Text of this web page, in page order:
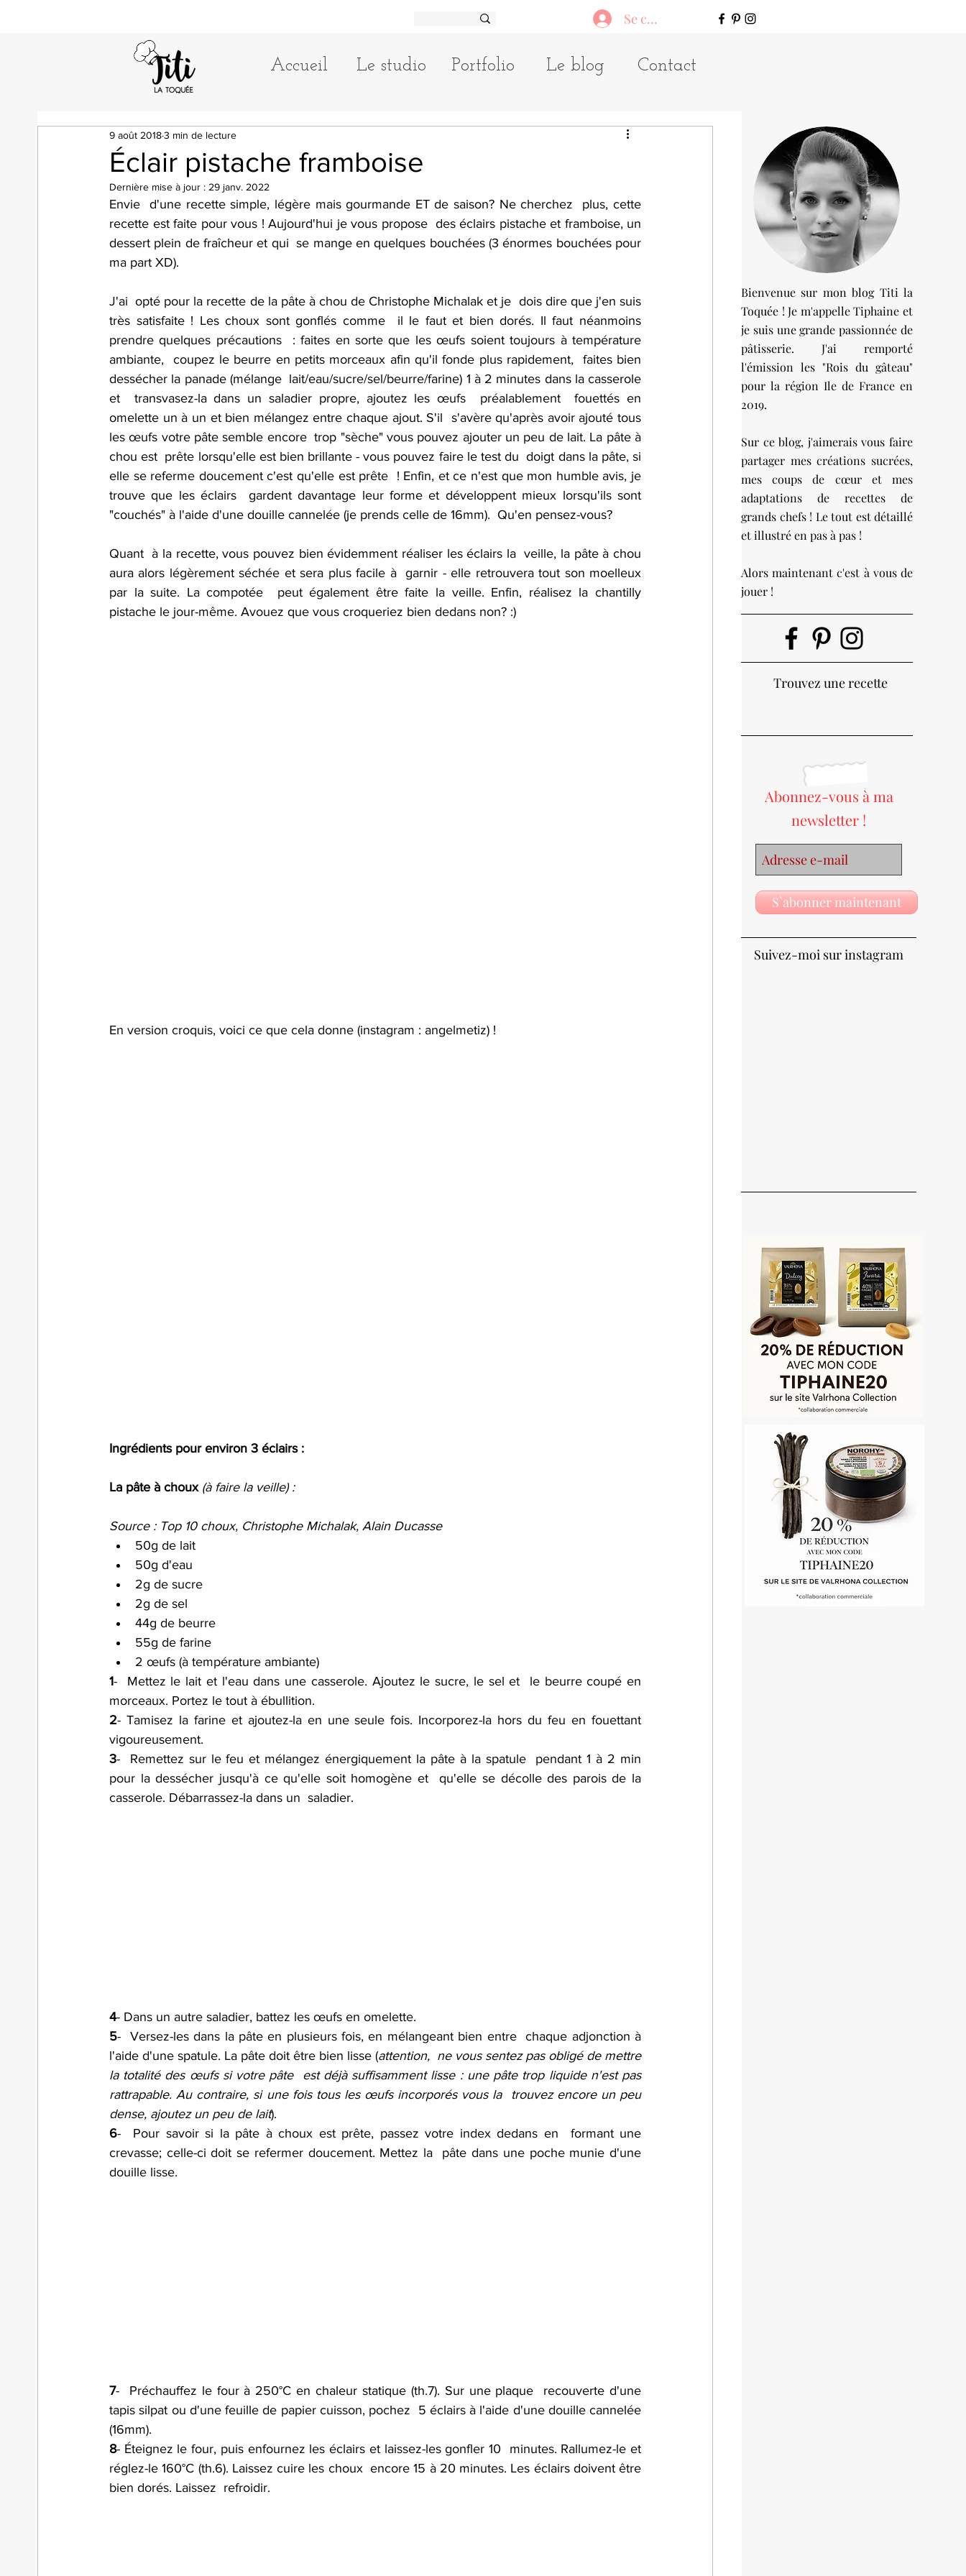
Se connecter
Accueil Le studio Portfolio Le blog Contact
Éclair pistache framboise
9 août 20183 min de lecture
Dernière mise à jour : 29 janv. 2022
Envie  d'une recette simple, légère mais gourmande ET de saison? Ne cherchez  plus, cette
recette est faite pour vous ! Aujourd'hui je vous propose  des éclairs pistache et framboise, un
dessert plein de fraîcheur et qui  se mange en quelques bouchées (3 énormes bouchées pour
ma part XD).
J'ai  opté pour la recette de la pâte à chou de Christophe Michalak et je  dois dire que j'en suis
très satisfaite ! Les choux sont gonflés comme  il le faut et bien dorés. Il faut néanmoins
prendre quelques précautions  : faites en sorte que les œufs soient toujours à température
ambiante,  coupez le beurre en petits morceaux afin qu'il fonde plus rapidement,  faites bien
dessécher la panade (mélange  lait/eau/sucre/sel/beurre/farine) 1 à 2 minutes dans la casserole
et  transvasez-la dans un saladier propre, ajoutez les œufs  préalablement  fouettés en
omelette un à un et bien mélangez entre chaque ajout. S'il  s'avère qu'après avoir ajouté tous
les œufs votre pâte semble encore  trop "sèche" vous pouvez ajouter un peu de lait. La pâte à
chou est  prête lorsqu'elle est bien brillante - vous pouvez faire le test du  doigt dans la pâte, si
elle se referme doucement c'est qu'elle est prête  ! Enfin, et ce n'est que mon humble avis, je
trouve que les éclairs  gardent davantage leur forme et développent mieux lorsqu'ils sont
"couchés" à l'aide d'une douille cannelée (je prends celle de 16mm).  Qu'en pensez-vous?
Quant  à la recette, vous pouvez bien évidemment réaliser les éclairs la  veille, la pâte à chou
aura alors légèrement séchée et sera plus facile à  garnir - elle retrouvera tout son moelleux
par la suite. La compotée  peut également être faite la veille. Enfin, réalisez la chantilly
pistache le jour-même. Avouez que vous croqueriez bien dedans non? :)
En version croquis, voici ce que cela donne (instagram : angelmetiz) !
Ingrédients pour environ 3 éclairs :
La pâte à choux (à faire la veille) :
Source : Top 10 choux, Christophe Michalak, Alain Ducasse
50g de lait
50g d'eau
2g de sucre
2g de sel
44g de beurre
55g de farine
2 œufs (à température ambiante)
1-  Mettez le lait et l'eau dans une casserole. Ajoutez le sucre, le sel et  le beurre coupé en
morceaux. Portez le tout à ébullition.
2- Tamisez la farine et ajoutez-la en une seule fois. Incorporez-la hors du feu en fouettant
vigoureusement.
3-  Remettez sur le feu et mélangez énergiquement la pâte à la spatule  pendant 1 à 2 min
pour la dessécher jusqu'à ce qu'elle soit homogène et  qu'elle se décolle des parois de la
casserole. Débarrassez-la dans un  saladier.
4- Dans un autre saladier, battez les œufs en omelette.
5-  Versez-les dans la pâte en plusieurs fois, en mélangeant bien entre  chaque adjonction à
l'aide d'une spatule. La pâte doit être bien lisse (attention,  ne vous sentez pas obligé de mettre
la totalité des œufs si votre pâte  est déjà suffisamment lisse : une pâte trop liquide n'est pas
rattrapable. Au contraire, si une fois tous les œufs incorporés vous la  trouvez encore un peu
dense, ajoutez un peu de lait).
6-  Pour savoir si la pâte à choux est prête, passez votre index dedans en  formant une
crevasse; celle-ci doit se refermer doucement. Mettez la  pâte dans une poche munie d'une
douille lisse.
7-  Préchauffez le four à 250°C en chaleur statique (th.7). Sur une plaque  recouverte d'une
tapis silpat ou d'une feuille de papier cuisson, pochez  5 éclairs à l'aide d'une douille cannelée
(16mm).
8- Éteignez le four, puis enfournez les éclairs et laissez-les gonfler 10  minutes. Rallumez-le et
réglez-le 160°C (th.6). Laissez cuire les choux  encore 15 à 20 minutes. Les éclairs doivent être
bien dorés. Laissez  refroidir.
Bienvenue sur mon blog Titi la
Toquée ! Je m'appelle Tiphaine et
je suis une grande passionnée de
pâtisserie. J'ai remporté
l'émission les "Rois du gâteau"
pour la région Ile de France en
2019.
Sur ce blog, j'aimerais vous faire
partager mes créations sucrées,
mes coups de cœur et mes
adaptations de recettes de
grands chefs ! Le tout est détaillé
et illustré en pas à pas !
Alors maintenant c'est à vous de
jouer !
Trouvez une recette
Abonnez-vous à ma
newsletter !
S`abonner maintenant
Suivez-moi sur instagram